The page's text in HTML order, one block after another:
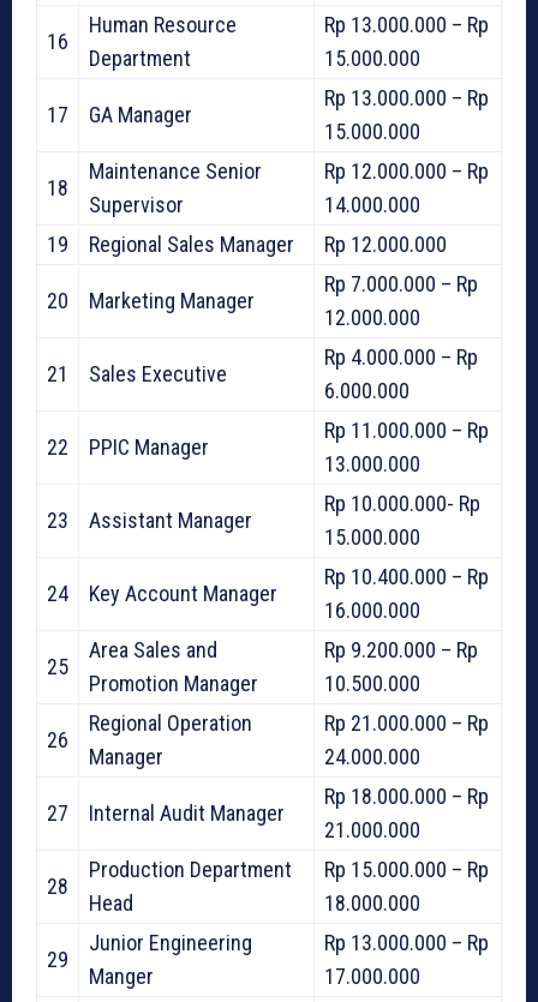
16
Human Resource
Department
Rp 13.000.000 – Rp
15.000.000
17 GA Manager
Rp 13.000.000 – Rp
15.000.000
18
Maintenance Senior
Supervisor
Rp 12.000.000 – Rp
14.000.000
19
Regional Sales Manager Rp 12.000.000
20 Marketing Manager
Rp 7.000.000 – Rp
12.000.000
21 Sales Executive
Rp 4.000.000 – Rp
6.000.000
22 PPIC Manager
Rp 11.000.000 – Rp
13.000.000
23 Assistant Manager
Rp 10.000.000- Rp
15.000.000
24 Key Account Manager
Rp 10.400.000 – Rp
16.000.000
25
Area Sales and
Promotion Manager
Rp 9.200.000 – Rp
10.500.000
26
Regional Operation
Manager
Rp 21.000.000 – Rp
24.000.000
27 Internal Audit Manager
Rp 18.000.000 – Rp
21.000.000
28
Production Department
Head
Rp 15.000.000 – Rp
18.000.000
29
Junior Engineering
Manger
Rp 13.000.000 – Rp
17.000.000